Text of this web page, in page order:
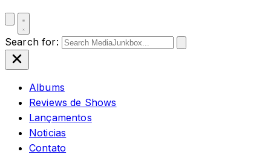
Search for:
Albums
Reviews de Shows
Lançamentos
Noticias
Contato